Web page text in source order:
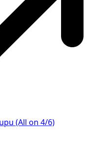
(All on 4/6)